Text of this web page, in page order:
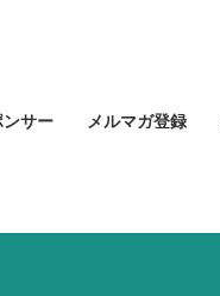
ンサー メルマガ登録